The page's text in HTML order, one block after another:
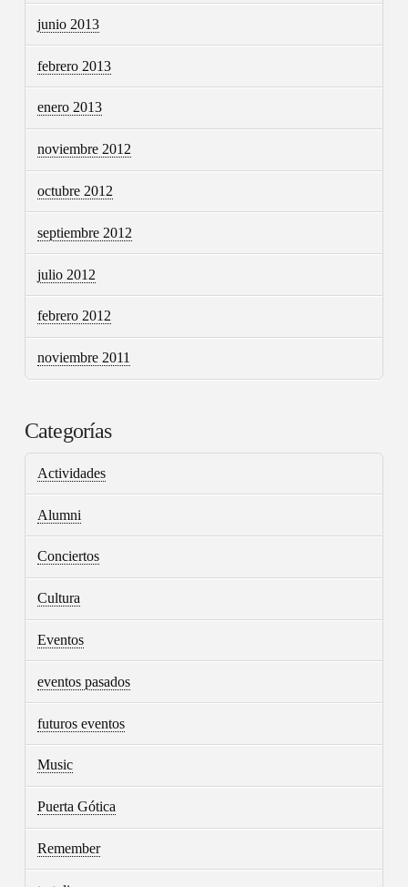
junio 2013
febrero 2013
enero 2013
noviembre 2012
octubre 2012
septiembre 2012
julio 2012
febrero 2012
noviembre 2011
Categorías
Actividades
Alumni
Conciertos
Cultura
Eventos
eventos pasados
futuros eventos
Music
Puerta Gótica
Remember